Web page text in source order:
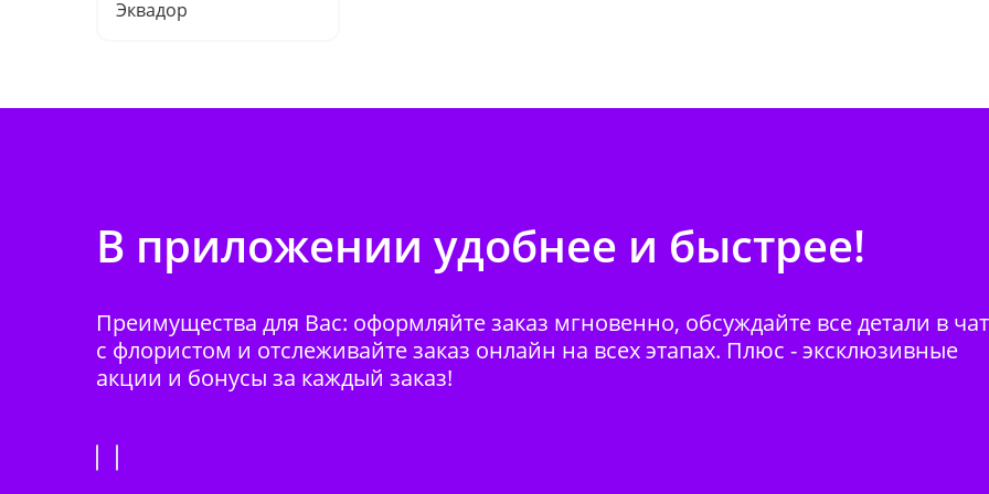
Эквадор
В приложении удобнее и быстрее!
Преимущества для Вас: оформляйте заказ мгновенно, обсуждайте все детали в
с флористом и отслеживайте заказ онлайн на всех этапах. Плюс - эксклюзивные
акции и бонусы за каждый заказ!